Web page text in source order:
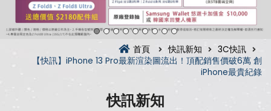
首頁 快訊新知
3C快訊
【快訊】iPhone 13 Pro最新渲染圖流出！頂配銷售價破6萬 創
iPhone最貴紀錄
快訊新知